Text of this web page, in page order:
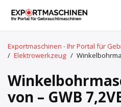
Exportmaschinen - Ihr Portal für
/ Elektrowerkzeug /
von – GWB